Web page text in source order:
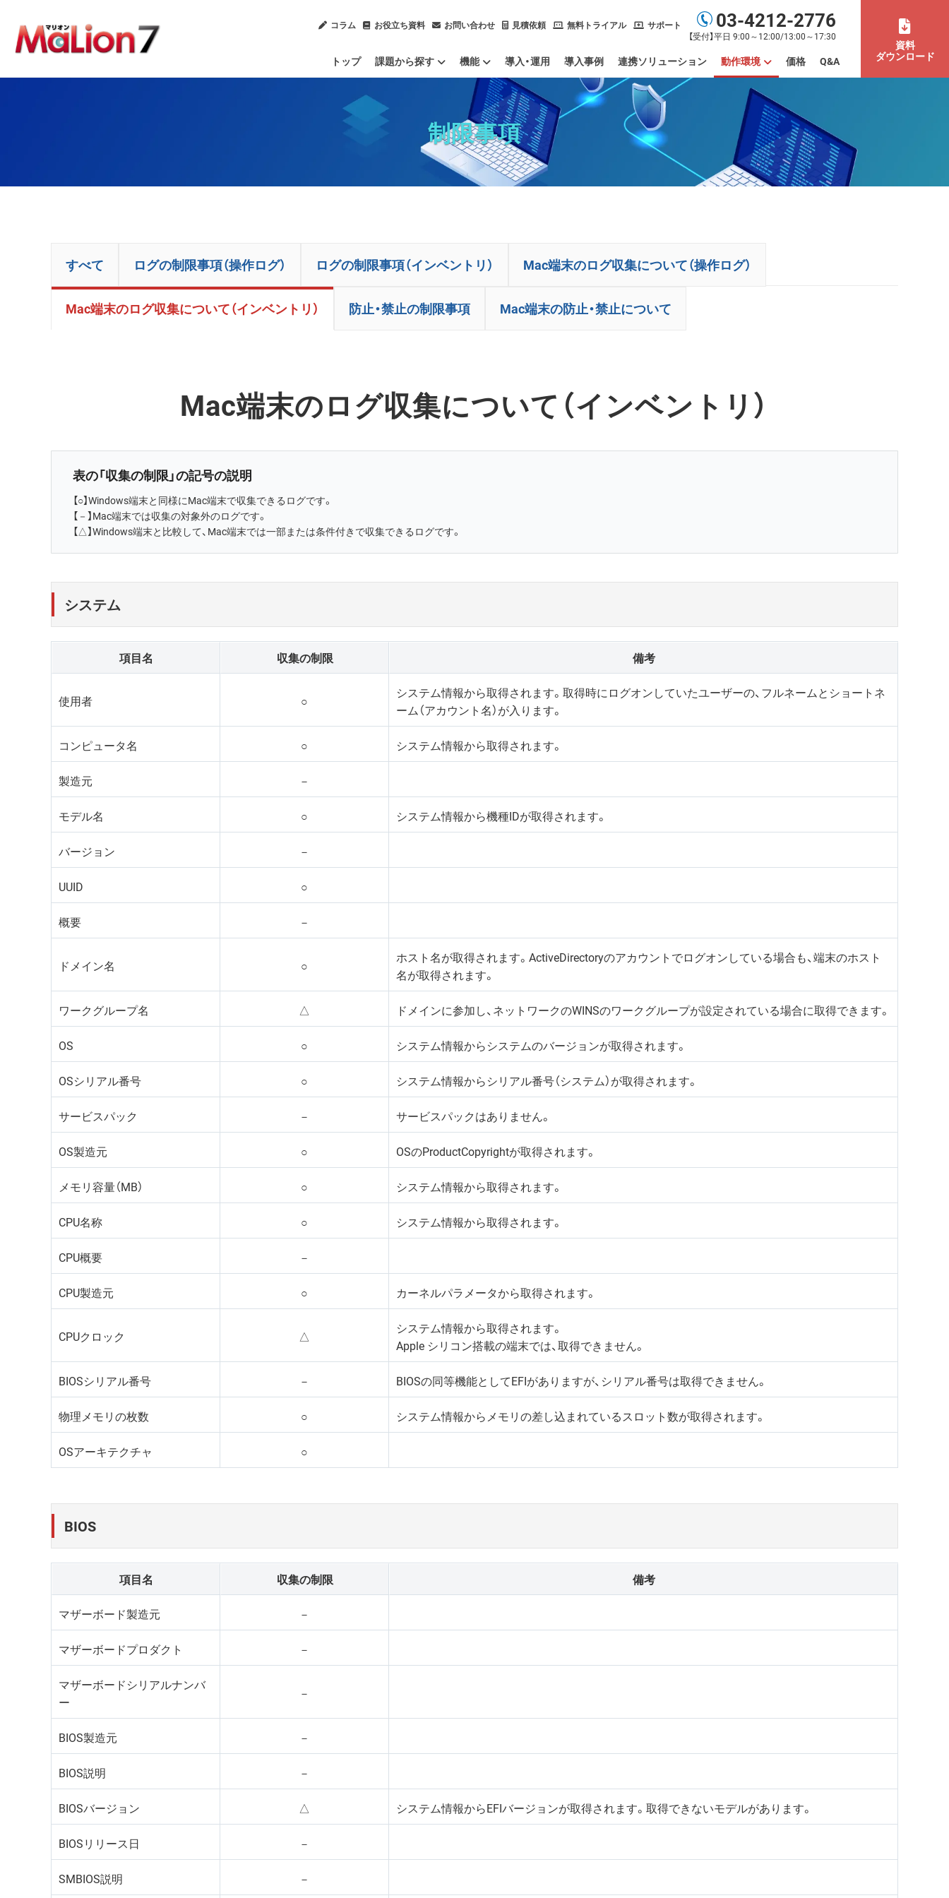
コラム お役立ち資料 お問い合わせ 見積依頼 無料トライアル サポート 03-4212-2776
【受付】平日 9:00～12:00/13:00～17:30
トップ 課題から探す
業務用端末の利用場所まで管理したい
内部不正による情報漏洩を防止したい Mac端末もまとめて管理したい
ChatGPTのセキュリティ対策をしたい 社内のデバイスを一元管理したい
ソフトウェアのライセンスを管理したい OSアップデートやパッチを管理したい
IT資産管理ツールをクラウド化したい PマークやISMS認証取得を効率化したい
社内ヘルプデスク業務を効率化したい PCログを活用したい
残業（長時間労働）を管理したい
機能
情報漏洩対策
IT資産管理
集計・レポート
運用管理支援ほか
導入・運用 導入事例 連携ソリューション 動作環境
動作環境
制限事項
価格 Q&A
資料
ダウンロード
制限事項
すべて ログの制限事項（操作ログ） ログの制限事項（インベントリ） Mac端末のログ収集について（操作ログ）
Mac端末のログ収集について（インベントリ） 防止・禁止の制限事項 Mac端末の防止・禁止について
Mac端末のログ収集について（インベントリ）
表の「収集の制限」の記号の説明
【○】Windows端末と同様にMac端末で収集できるログです。
【－】Mac端末では収集の対象外のログです。
【△】Windows端末と比較して、Mac端末では一部または条件付きで収集できるログです。
システム
項目名 収集の制限 備考
使用者 ○
システム情報から取得されます。取得時にログオンしていたユーザーの、フルネームとショートネ
ーム（アカウント名）が入ります。
コンピュータ名 ○ システム情報から取得されます。
製造元 －
モデル名 ○ システム情報から機種IDが取得されます。
バージョン －
UUID ○
概要 －
ドメイン名 ○
ホスト名が取得されます。ActiveDirectoryのアカウントでログオンしている場合も、端末のホスト
名が取得されます。
ワークグループ名 △ ドメインに参加し、ネットワークのWINSのワークグループが設定されている場合に取得できます。
OS ○ システム情報からシステムのバージョンが取得されます。
OSシリアル番号 ○ システム情報からシリアル番号（システム）が取得されます。
サービスパック － サービスパックはありません。
OS製造元 ○ OSのProductCopyrightが取得されます。
メモリ容量（MB） ○ システム情報から取得されます。
CPU名称 ○ システム情報から取得されます。
CPU概要 －
CPU製造元 ○ カーネルパラメータから取得されます。
CPUクロック △
システム情報から取得されます。
Apple シリコン搭載の端末では、取得できません。
BIOSシリアル番号 － BIOSの同等機能としてEFIがありますが、シリアル番号は取得できません。
物理メモリの枚数 ○ システム情報からメモリの差し込まれているスロット数が取得されます。
OSアーキテクチャ ○
BIOS
項目名 収集の制限 備考
マザーボード製造元 －
マザーボードプロダクト －
マザーボードシリアルナンバ
ー
－
BIOS製造元 －
BIOS説明 －
BIOSバージョン △ システム情報からEFIバージョンが取得されます。取得できないモデルがあります。
BIOSリリース日 －
SMBIOS説明 －